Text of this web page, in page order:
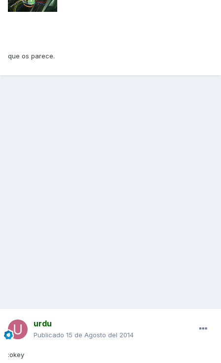
que os parece.
urdu
Publicado 15 de Agosto del 2014
:okey